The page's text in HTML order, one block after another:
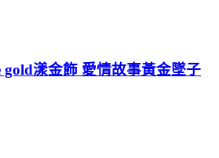
gold漾金飾 愛情故事黃金墜子